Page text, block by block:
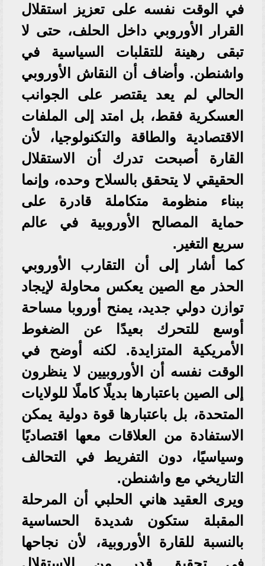
في الوقت نفسه على تعزيز استقلال
القرار الأوروبي داخل الحلف، حتى لا
تبقى رهينة للتقلبات السياسية في
واشنطن. وأضاف أن النقاش الأوروبي
الحالي لم يعد يقتصر على الجوانب
العسكرية فقط، بل امتد إلى الملفات
الاقتصادية والطاقة والتكنولوجيا، لأن
القارة أصبحت تدرك أن الاستقلال
الحقيقي لا يتحقق بالسلاح وحده، وإنما
ببناء منظومة متكاملة قادرة على
حماية المصالح الأوروبية في عالم
سريع التغير.
كما أشار إلى أن التقارب الأوروبي
الحذر مع الصين يعكس محاولة لإيجاد
توازن دولي جديد، يمنح أوروبا مساحة
أوسع للتحرك بعيدًا عن الضغوط
الأمريكية المتزايدة. لكنه أوضح في
الوقت نفسه أن الأوروبيين لا ينظرون
إلى الصين باعتبارها بديلًا كاملًا للولايات
المتحدة، بل باعتبارها قوة دولية يمكن
الاستفادة من العلاقات معها اقتصاديًا
وسياسيًا، دون التفريط في التحالف
التاريخي مع واشنطن.
ويرى العقيد هاني الحلبي أن المرحلة
المقبلة ستكون شديدة الحساسية
بالنسبة للقارة الأوروبية، لأن نجاحها